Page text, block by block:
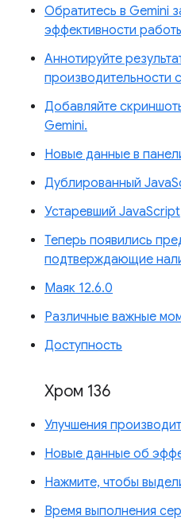
Обратитесь в Gemini
эффективности
Аннотируйте
производительности
Добавляйте
Gemini.
Новые данные в
Дублированный
Устаревший JavaScript
Теперь появились
подтверждающие
Маяк 12.6.0
Различные важные
Доступность
Хром 136
Улучшения
Новые данные об
Нажмите, чтобы
Время выполнения